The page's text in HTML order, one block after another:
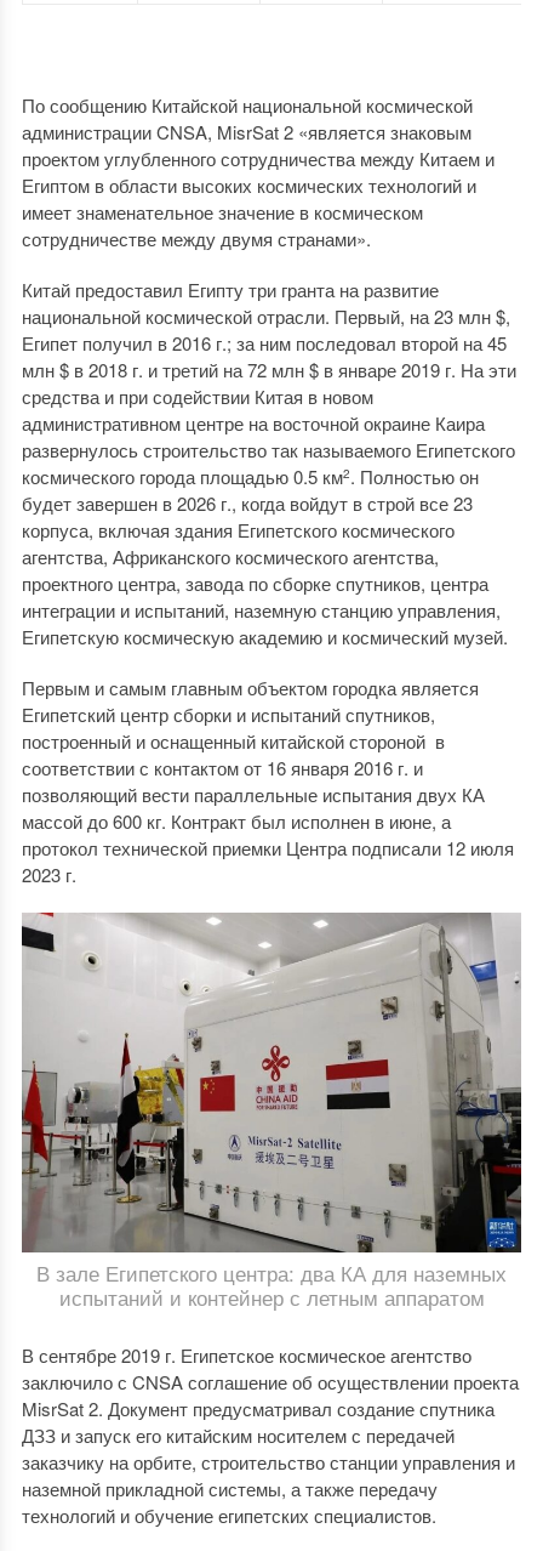
По сообщению Китайской национальной космической
администрации CNSA, MisrSat 2 «является знаковым
проектом углубленного сотрудничества между Китаем и
Египтом в области высоких космических технологий и
имеет знаменательное значение в космическом
сотрудничестве между двумя странами».
Китай предоставил Египту три гранта на развитие
национальной космической отрасли. Первый, на 23 млн $,
Египет получил в 2016 г.; за ним последовал второй на 45
млн $ в 2018 г. и третий на 72 млн $ в январе 2019 г. На эти
средства и при содействии Китая в новом
административном центре на восточной окраине Каира
развернулось строительство так называемого Египетского
космического города площадью 0.5 км2. Полностью он
будет завершен в 2026 г., когда войдут в строй все 23
корпуса, включая здания Египетского космического
агентства, Африканского космического агентства,
проектного центра, завода по сборке спутников, центра
интеграции и испытаний, наземную станцию управления,
Египетскую космическую академию и космический музей.
Первым и самым главным объектом городка является
Египетский центр сборки и испытаний спутников,
построенный и оснащенный китайской стороной в
соответствии с контактом от 16 января 2016 г. и
позволяющий вести параллельные испытания двух КА
массой до 600 кг. Контракт был исполнен в июне, а
протокол технической приемки Центра подписали 12 июля
2023 г.
В зале Египетского центра: два КА для наземных
испытаний и контейнер с летным аппаратом
В сентябре 2019 г. Египетское космическое агентство
заключило с CNSA соглашение об осуществлении проекта
MisrSat 2. Документ предусматривал создание спутника
ДЗЗ и запуск его китайским носителем с передачей
заказчику на орбите, строительство станции управления и
наземной прикладной системы, а также передачу
технологий и обучение египетских специалистов.